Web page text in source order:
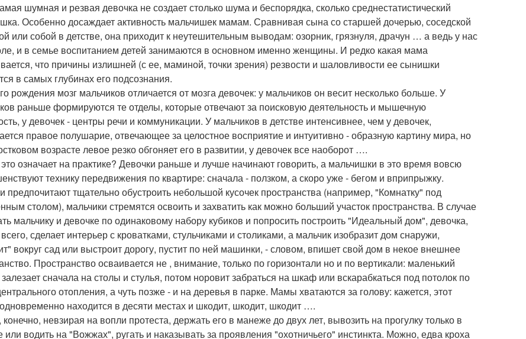
шумная и резвая девочка не создает столько шума и беспорядка, сколько среднестатистический
Особенно досаждает активность мальчишек мамам. Сравнивая сына со старшей дочерью, соседской
или собой в детстве, она приходит к неутешительным выводам: озорник, грязнуля, драчун … а ведь у нас
и в семье воспитанием детей занимаются в основном именно женщины. И редко какая мама
что причины излишней (с ее, маминой, точки зрения) резвости и шаловливости ее сынишки
в самых глубинах его подсознания.
рождения мозг мальчиков отличается от мозга девочек: у мальчиков он весит несколько больше. У
раньше формируются те отделы, которые отвечают за поисковую деятельность и мышечную
у девочек - центры речи и коммуникации. У мальчиков в детстве интенсивнее, чем у девочек,
правое полушарие, отвечающее за целостное восприятие и интуитивно - образную картину мира, но
возрасте левое резко обгоняет его в развитии, у девочек все наоборот ….
означает на практике? Девочки раньше и лучше начинают говорить, а мальчишки в это время вовсю
технику передвижения по квартире: сначала - ползком, а скоро уже - бегом и вприпрыжку.
предпочитают тщательно обустроить небольшой кусочек пространства (например, "Комнатку" под
столом), мальчики стремятся освоить и захватить как можно больший участок пространства. В случае
мальчику и девочке по одинаковому набору кубиков и попросить построить "Идеальный дом", девочка,
сделает интерьер с кроватками, стульчиками и столиками, а мальчик изобразит дом снаружи,
вокруг сад или выстроит дорогу, пустит по ней машинки, - словом, впишет свой дом в некое внешнее
Пространство осваивается не , внимание, только по горизонтали но и по вертикали: маленький
сначала на столы и стулья, потом норовит забраться на шкаф или вскарабкаться под потолок по
отопления, а чуть позже - и на деревья в парке. Мамы хватаются за голову: кажется, этот
находится в десяти местах и шкодит, шкодит, шкодит ….
невзирая на вопли протеста, держать его в манеже до двух лет, вывозить на прогулку только в
или водить на "Вожжах", ругать и наказывать за проявления "охотничьего" инстинкта. Можно, едва кроха